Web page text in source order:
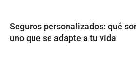
Seguros personalizados: qué
uno que se adapte a tu vida